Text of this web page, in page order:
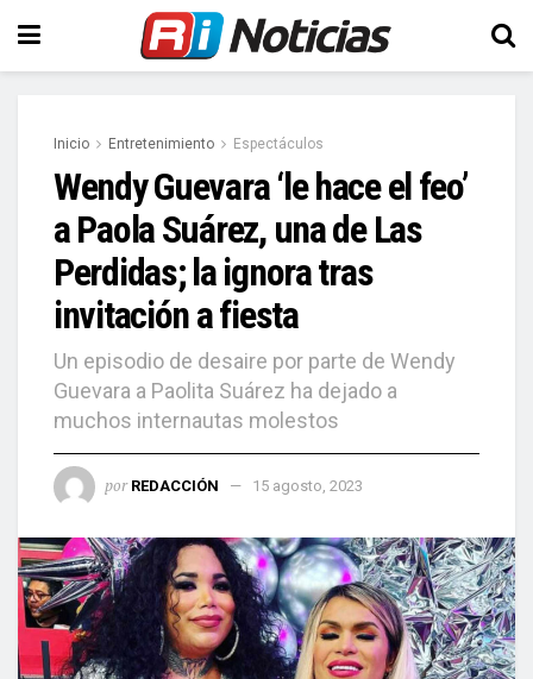
Inicio Entretenimiento Espectáculos
Wendy Guevara ‘le hace el feo’
a Paola Suárez, una de Las
Perdidas; la ignora tras
invitación a fiesta
Un episodio de desaire por parte de Wendy
Guevara a Paolita Suárez ha dejado a
muchos internautas molestos
por REDACCIÓN 15 agosto, 2023